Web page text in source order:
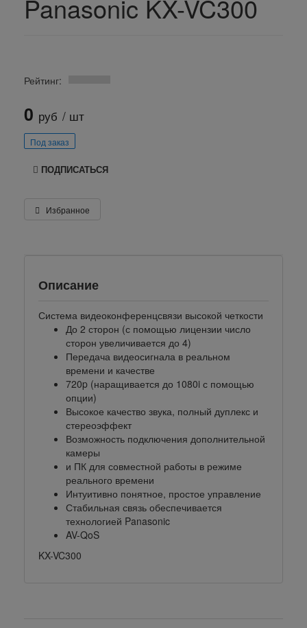
Panasonic KX-VC300
Рейтинг:
0 руб / шт
Под заказ
ПОДПИСАТЬСЯ
Избранное
Описание
Система видеоконференцсвязи высокой четкости
До 2 сторон (с помощью лицензии число
сторон увеличивается до 4)
Передача видеосигнала в реальном
времени и качестве
720p (наращивается до 1080i с помощью
опции)
Высокое качество звука, полный дуплекс и
стереоэффект
Возможность подключения дополнительной
камеры
и ПК для совместной работы в режиме
реального времени
Интуитивно понятное, простое управление
Стабильная связь обеспечивается
технологией Panasonic
AV-QoS
KX-VC300